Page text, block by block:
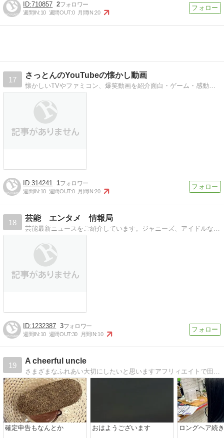
710857 2
週間IN:10 週間OUT:0 月間IN:20
17
さっとんのYouTubeの懐かし動画
314241 1
週間IN:10 週間OUT:0 月間IN:20
18
芸能 エンタメ 情報局
1232387 3
週間IN:10 週間OUT:30 月間IN:10
19
A cheerful uncle
確定申告もなんとか おはようございます ロングヘア続